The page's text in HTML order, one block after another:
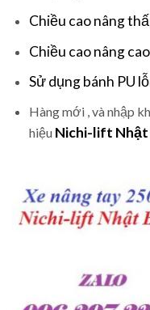
Chiều cao nâng
Chiều cao nâng
Sử dụng bánh PU
Hàng mới , và nhập
hiệu Nichi-lift Nhật